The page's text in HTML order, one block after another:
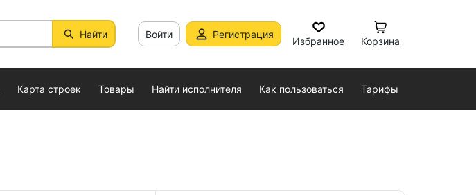
Найти Войти Регистрация
Избранное Корзина
Карта строек Товары Найти исполнителя Как пользоваться Тарифы